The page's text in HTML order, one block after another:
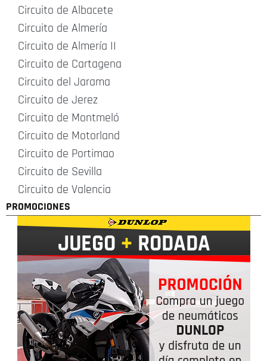
Circuito de Albacete
Circuito de Almería
Circuito de Almería II
Circuito de Cartagena
Circuito del Jarama
Circuito de Jerez
Circuito de Montmeló
Circuito de Motorland
Circuito de Portimao
Circuito de Sevilla
Circuito de Valencia
PROMOCIONES